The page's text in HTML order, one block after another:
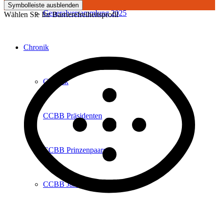
Generalversammlung 2025
Chronik
Chronik
CCBB Präsidenten
CCBB Prinzenpaare
CCBB Jahresorden
Symbolleiste ausblenden
Wählen Sie Ihr Barrierefreiheitsprofil